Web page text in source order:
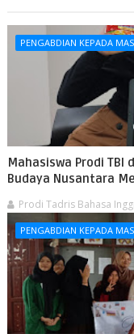
PENGABDIAN KEPADA
Mahasiswa Prodi TBI
Budaya Nusantara
Prodi Tadris Bahasa
PENGABDIAN KEPADA